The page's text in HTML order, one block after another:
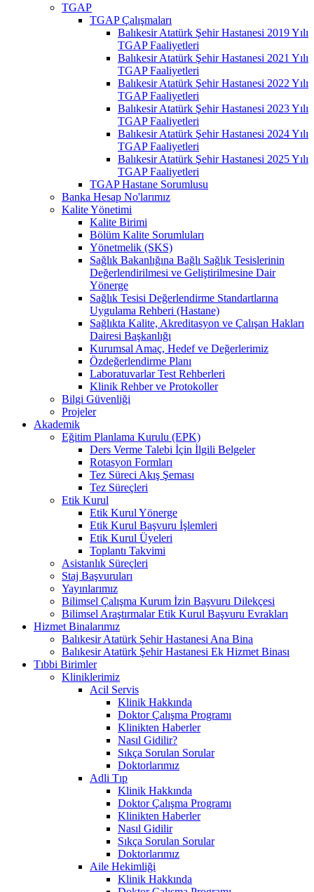
TGAP
TGAP Çalışmaları
Balıkesir Atatürk Şehir Hastanesi 2019 Yılı
TGAP Faaliyetleri
Balıkesir Atatürk Şehir Hastanesi 2021 Yılı
TGAP Faaliyetleri
Balıkesir Atatürk Şehir Hastanesi 2022 Yılı
TGAP Faaliyetleri
Balıkesir Atatürk Şehir Hastanesi 2023 Yılı
TGAP Faaliyetleri
Balıkesir Atatürk Şehir Hastanesi 2024 Yılı
TGAP Faaliyetleri
Balıkesir Atatürk Şehir Hastanesi 2025 Yılı
TGAP Faaliyetleri
TGAP Hastane Sorumlusu
Banka Hesap No'larımız
Kalite Yönetimi
Kalite Birimi
Bölüm Kalite Sorumluları
Yönetmelik (SKS)
Sağlık Bakanlığına Bağlı Sağlık Tesislerinin
Değerlendirilmesi ve Geliştirilmesine Dair
Yönerge
Sağlık Tesisi Değerlendirme Standartlarına
Uygulama Rehberi (Hastane)
Sağlıkta Kalite, Akreditasyon ve Çalışan Hakları
Dairesi Başkanlığı
Kurumsal Amaç, Hedef ve Değerlerimiz
Özdeğerlendirme Planı
Laboratuvarlar Test Rehberleri
Klinik Rehber ve Protokoller
Bilgi Güvenliği
Projeler
Akademik
Eğitim Planlama Kurulu (EPK)
Ders Verme Talebi İçin İlgili Belgeler
Rotasyon Formları
Tez Süreci Akış Şeması
Tez Süreçleri
Etik Kurul
Etik Kurul Yönerge
Etik Kurul Başvuru İşlemleri
Etik Kurul Üyeleri
Toplantı Takvimi
Asistanlık Süreçleri
Staj Başvuruları
Yayınlarımız
Bilimsel Çalışma Kurum İzin Başvuru Dilekçesi
Bilimsel Araştırmalar Etik Kurul Başvuru Evrakları
Hizmet Binalarımız
Balıkesir Atatürk Şehir Hastanesi Ana Bina
Balıkesir Atatürk Şehir Hastanesi Ek Hizmet Binası
Tıbbi Birimler
Kliniklerimiz
Acil Servis
Klinik Hakkında
Doktor Çalışma Programı
Klinikten Haberler
Nasıl Gidilir?
Sıkça Sorulan Sorular
Doktorlarımız
Adli Tıp
Klinik Hakkında
Doktor Çalışma Programı
Klinikten Haberler
Nasıl Gidilir
Sıkça Sorulan Sorular
Doktorlarımız
Aile Hekimliği
Klinik Hakkında